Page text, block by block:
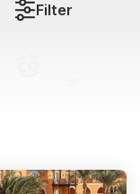
Filter